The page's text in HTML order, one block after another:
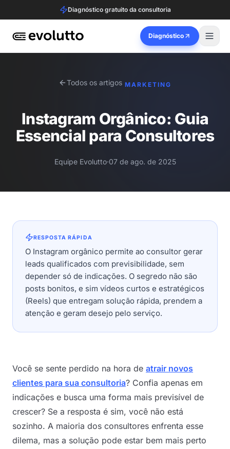
Diagnóstico gratuito da consultoria
Diagnóstico
Todos os artigos MARKETING
Instagram Orgânico: Guia
Essencial para Consultores
Equipe Evolutto·07 de ago. de 2025
RESPOSTA RÁPIDA
O Instagram orgânico permite ao consultor gerar
leads qualificados com previsibilidade, sem
depender só de indicações. O segredo não são
posts bonitos, e sim vídeos curtos e estratégicos
(Reels) que entregam solução rápida, prendem a
atenção e geram desejo pelo serviço.
Você se sente perdido na hora de atrair novos
clientes para sua consultoria? Confia apenas em
indicações e busca uma forma mais previsível de
crescer? Se a resposta é sim, você não está
sozinho. A maioria dos consultores enfrenta esse
dilema, mas a solução pode estar bem mais perto